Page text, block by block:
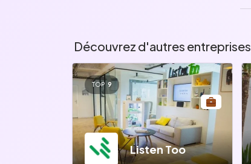
Découvrez d'autres entreprises
TOP 9
Listen Too